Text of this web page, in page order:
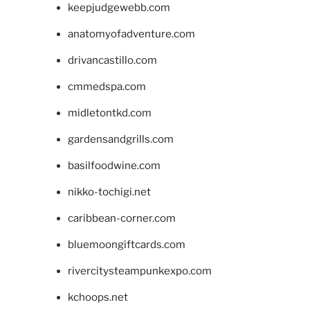
keepjudgewebb.com
anatomyofadventure.com
drivancastillo.com
cmmedspa.com
midletontkd.com
gardensandgrills.com
basilfoodwine.com
nikko-tochigi.net
caribbean-corner.com
bluemoongiftcards.com
rivercitysteampunkexpo.com
kchoops.net